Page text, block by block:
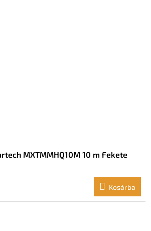
MXTMMHQ10M 10 m Fekete
Kosárba